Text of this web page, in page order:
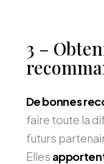
3 –
De bonnes
faire toute la
futurs
Elles